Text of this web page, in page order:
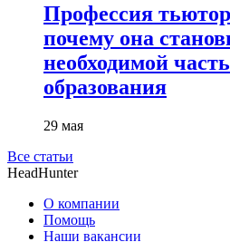
Профессия
почему она
необходимой
образования
29 мая
Все статьи
HeadHunter
О компании
Помощь
Наши вакансии